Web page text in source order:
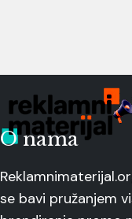
O nama
se bavi pružanjem